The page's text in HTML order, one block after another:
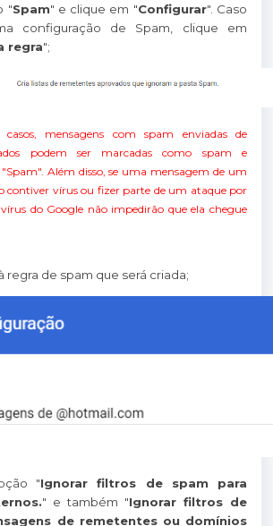
"Spam" e clique em "Configurar". Caso
configuração de Spam, clique em
regra";
mensagens com spam enviadas de
podem ser marcadas como spam e
Além disso, se uma mensagem de um
contiver vírus ou fizer parte de um ataque por
do Google não impedirão que ela chegue
regra de spam que será criada;
"Ignorar filtros de spam para
" e também "Ignorar filtros de
de remetentes ou domínios